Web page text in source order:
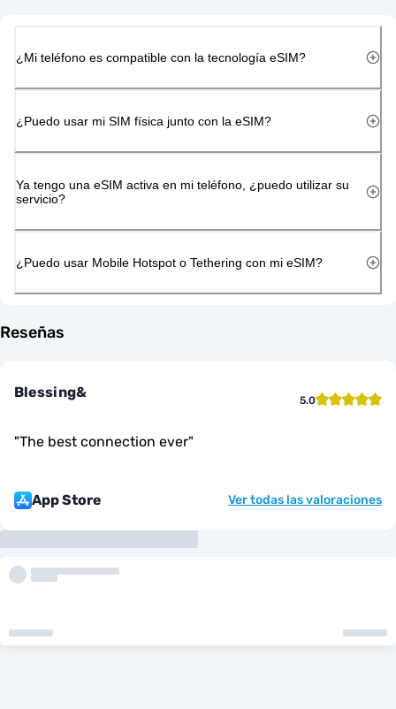
¿Mi teléfono es compatible con la tecnología eSIM?
¿Puedo usar mi SIM física junto con la eSIM?
Ya tengo una eSIM activa en mi teléfono, ¿puedo utilizar su
servicio?
¿Puedo usar Mobile Hotspot o Tethering con mi eSIM?
Reseñas
Blessing& 5.0
"The best connection ever"
App Store Ver todas las valoraciones